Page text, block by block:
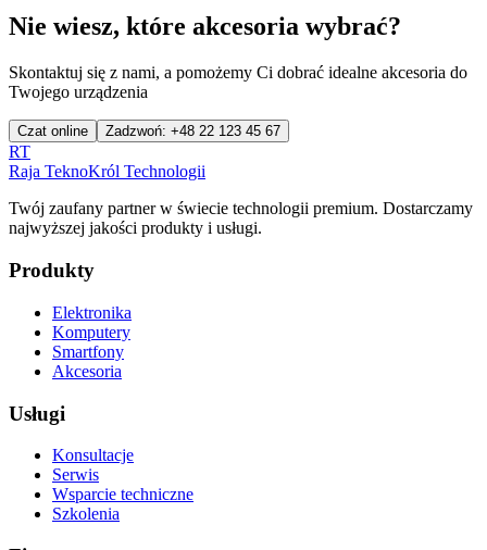
Nie wiesz, które akcesoria wybrać?
Skontaktuj się z nami, a pomożemy Ci dobrać idealne akcesoria do
Twojego urządzenia
Czat online Zadzwoń: +48 22 123 45 67
RT
Raja TeknoKról Technologii
Twój zaufany partner w świecie technologii premium. Dostarczamy
najwyższej jakości produkty i usługi.
Produkty
Elektronika
Komputery
Smartfony
Akcesoria
Usługi
Konsultacje
Serwis
Wsparcie techniczne
Szkolenia